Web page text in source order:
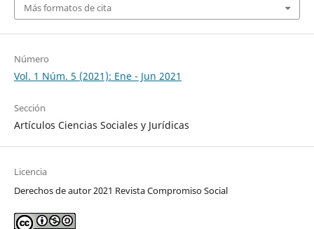
Más formatos de cita
Número
Vol. 1 Núm. 5 (2021): Ene - Jun 2021
Sección
Artículos Ciencias Sociales y Jurídicas
Licencia
Derechos de autor 2021 Revista Compromiso Social